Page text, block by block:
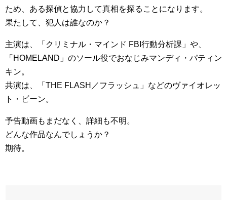
ため、ある探偵と協力して真相を探ることになります。
果たして、犯人は誰なのか？
主演は、「クリミナル・マインド FBI行動分析課」や、
「HOMELAND」のソール役でおなじみマンディ・パティン
キン。
共演は、「THE FLASH／フラッシュ」などのヴァイオレッ
ト・ビーン。
予告動画もまだなく、詳細も不明。
どんな作品なんでしょうか？
期待。